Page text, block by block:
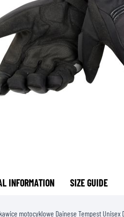
POŚREDNIE
KOŁNIERZE
INFORMATION SIZE GUIDE
motocyklowe Dainese Tempest Unisex